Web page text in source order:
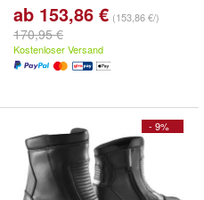
ab 153,86 € (153,86 €/)
170,95 €
Kostenloser Versand
- 9%